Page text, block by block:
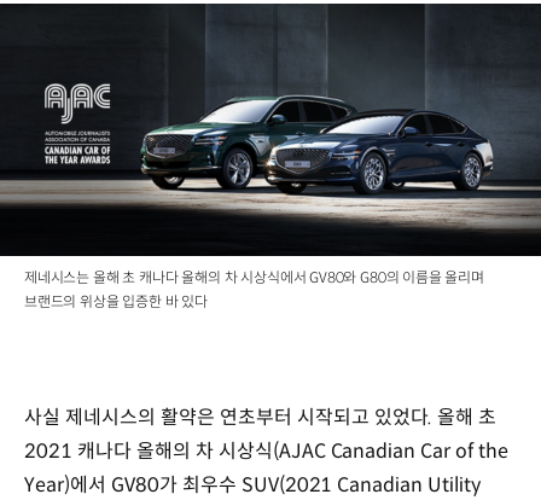
제네시스는 올해 초 캐나다 올해의 차 시상식에서 GV80와 G80의 이름을 올리며
브랜드의 위상을 입증한 바 있다
사실 제네시스의 활약은 연초부터 시작되고 있었다. 올해 초
2021 캐나다 올해의 차 시상식(AJAC Canadian Car of the
Year)에서 GV80가 최우수 SUV(2021 Canadian Utility